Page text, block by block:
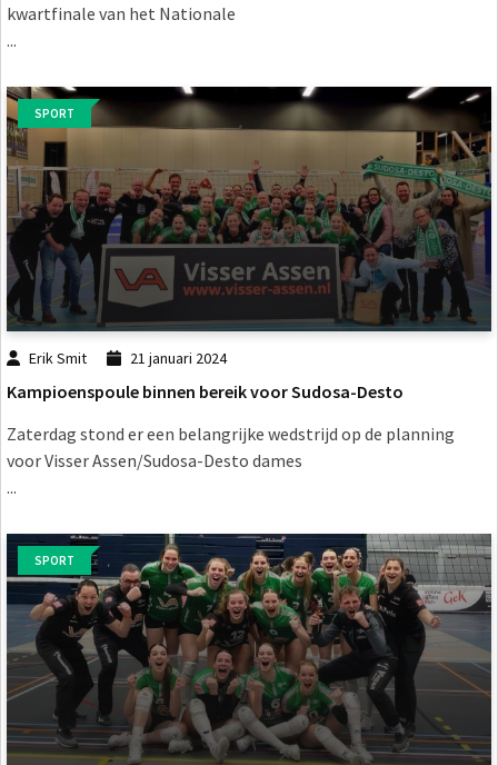
kwartfinale van het Nationale
...
SPORT
Erik Smit 21 januari 2024
Kampioenspoule binnen bereik voor Sudosa-Desto
Zaterdag stond er een belangrijke wedstrijd op de planning
voor Visser Assen/Sudosa-Desto dames
...
SPORT